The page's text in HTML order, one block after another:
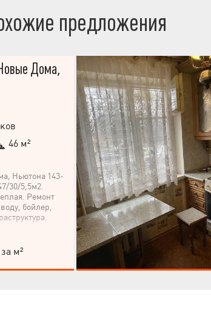
предложения
Дома,
46 м²
Ньютона 143-
30/5,5м2.
Ремонт
бойлер,
м²